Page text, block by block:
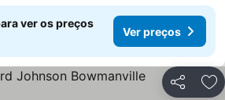
ver os preços
Ver preços
Partilhar